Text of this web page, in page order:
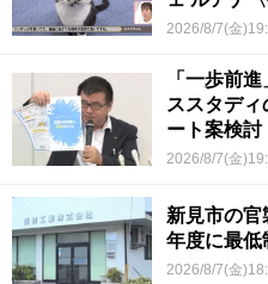
2026/8/7(金
「一歩前
ススタデ
ート案検討
2026/8/7(金
新見市の
年度に最
2026/8/7(金